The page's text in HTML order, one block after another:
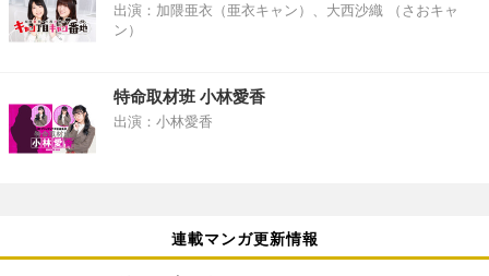
出演：加隈亜衣（亜衣キャン）、大西沙織 （さおキャ
ン）
特命取材班 小林愛香
出演：小林愛香
連載マンガ更新情報